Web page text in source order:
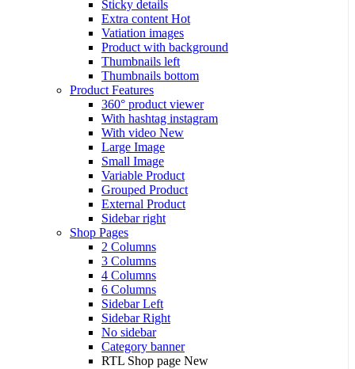
Sticky details
Extra content Hot
Vatiation images
Product with background
Thumbnails left
Thumbnails bottom
Product Features
360° product viewer
With hashtag instagram
With video New
Large Image
Small Image
Variable Product
Grouped Product
External Product
Sidebar right
Shop Pages
2 Columns
3 Columns
4 Columns
6 Columns
Sidebar Left
Sidebar Right
No sidebar
Category banner
RTL Shop page New